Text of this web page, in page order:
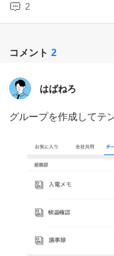
2
コメント 2
はばねろ
グループを作成してテ